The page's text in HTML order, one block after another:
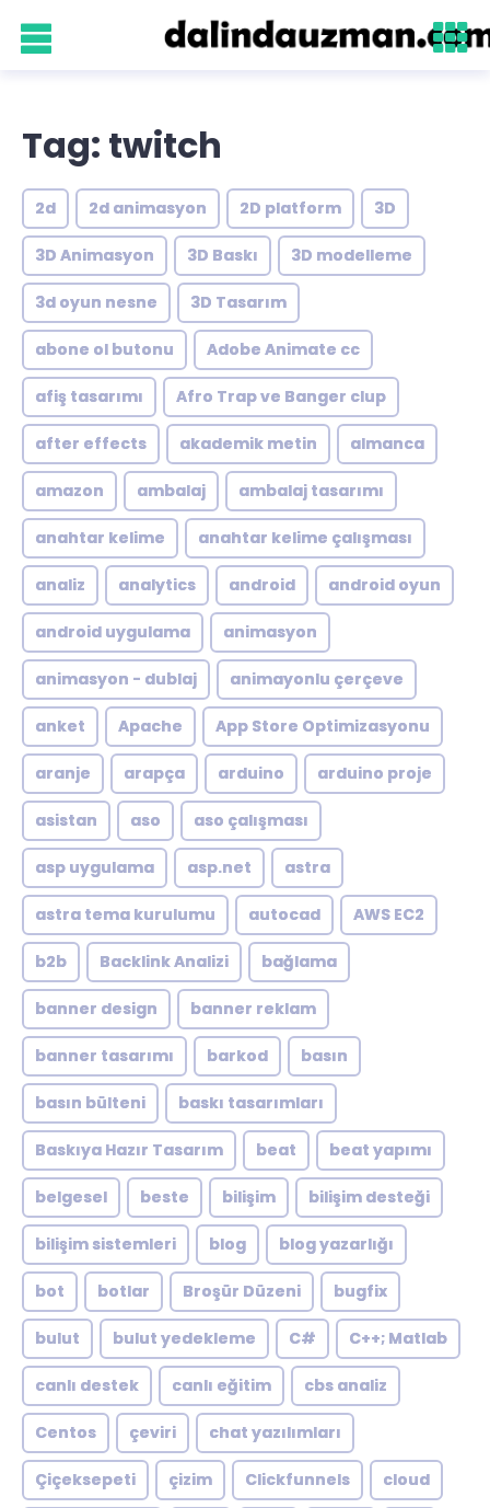
Tag: twitch
2d 2d animasyon 2D platform 3D
3D Animasyon 3D Baskı 3D modelleme
3d oyun nesne 3D Tasarım
abone ol butonu Adobe Animate cc
afiş tasarımı Afro Trap ve Banger clup
after effects akademik metin almanca
amazon ambalaj ambalaj tasarımı
anahtar kelime anahtar kelime çalışması
analiz analytics android android oyun
android uygulama animasyon
animasyon - dublaj animayonlu çerçeve
anket Apache App Store Optimizasyonu
aranje arapça arduino arduino proje
asistan aso aso çalışması
asp uygulama asp.net astra
astra tema kurulumu autocad AWS EC2
b2b Backlink Analizi bağlama
banner design banner reklam
banner tasarımı barkod basın
basın bülteni baskı tasarımları
Baskıya Hazır Tasarım beat beat yapımı
belgesel beste bilişim bilişim desteği
bilişim sistemleri blog blog yazarlığı
bot botlar Broşür Düzeni bugfix
bulut bulut yedekleme C# C++; Matlab
canlı destek canlı eğitim cbs analiz
Centos çeviri chat yazılımları
Çiçeksepeti çizim Clickfunnels cloud